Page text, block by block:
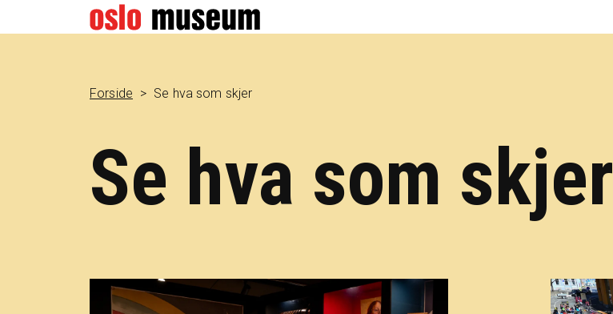
Forside Se hva som skjer
Se hva som skjer